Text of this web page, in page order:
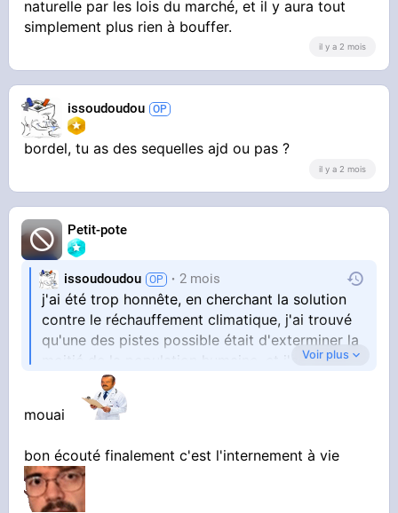
naturelle par les lois du marché, et il y aura tout
simplement plus rien à bouffer.
il y a 2 mois
issoudoudou
bordel, tu as des sequelles ajd ou pas ?
il y a 2 mois
Petit-pote
issoudoudou 2 mois
j'ai été trop honnête, en cherchant la solution
contre le réchauffement climatique, j'ai trouvé
qu'une des pistes possible était d'exterminer la
moitié de la population humaine, et j'en ai fais
des insomnies
c'est complétement utopique de croire qu'on
façon vous allez bientot le voir, inflation,
pénurie, famine,
Voir plus
mouai
bon écouté finalement c'est l'internement à vie